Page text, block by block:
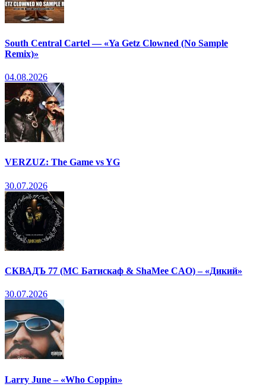
South Central Cartel — «Ya Getz Clowned (No Sample
Remix)»
04.08.2026
VERZUZ: The Game vs YG
30.07.2026
СКВАДЪ 77 (МС Батискаф & ShaMee CAO) – «Дикий»
30.07.2026
Larry June – «Who Coppin»